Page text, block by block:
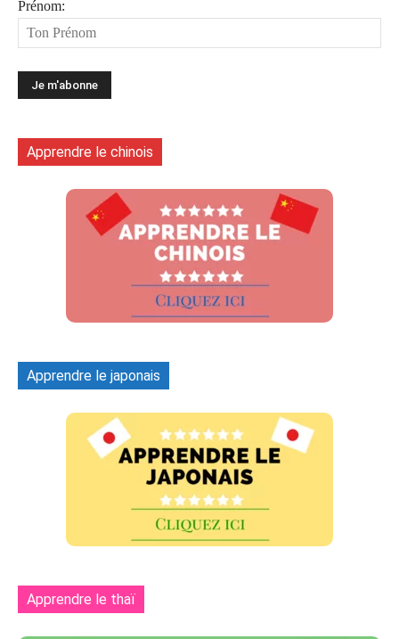
Prénom:
Apprendre le chinois
Apprendre le japonais
Apprendre le thaï